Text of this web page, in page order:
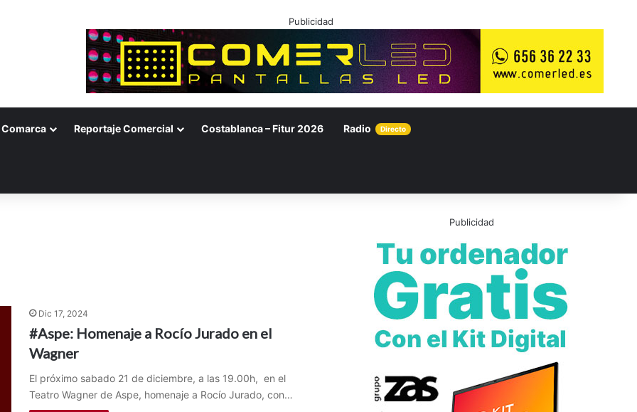
Publicidad
Comarca Reportaje Comercial Costablanca – Fitur 2026 Radio Directo
Dic 17, 2024
#Aspe: Homenaje a Rocío Jurado en el
Wagner
El próximo sabado 21 de diciembre, a las 19.00h, en el
Teatro Wagner de Aspe, homenaje a Rocío Jurado, con…
Publicidad